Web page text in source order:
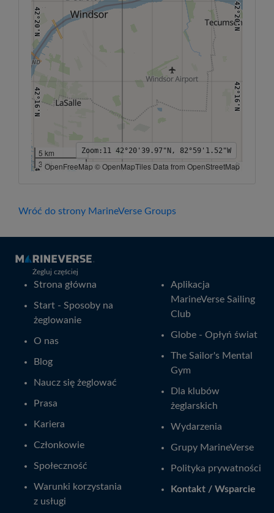
42°12'N
42°16'N 42°16'N
42°20'N 42°20'N
5 km
3 miOpenFreeMap © OpenMapTiles Data from OpenStreetMap
Zoom: 11 42°20'39.97"N, 82°59'1.52"W
Wróć do strony MarineVerse Groups
Żegluj częściej
Strona główna
Start - Sposoby na
żeglowanie
O nas
Blog
Naucz się żeglować
Prasa
Kariera
Członkowie
Społeczność
Warunki korzystania
z usługi
Aplikacja
MarineVerse Sailing
Club
Globe - Opłyń świat
The Sailor's Mental
Gym
Dla klubów
żeglarskich
Wydarzenia
Grupy MarineVerse
Polityka prywatności
Kontakt / Wsparcie